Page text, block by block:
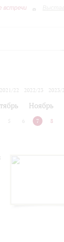
встречи
2021/22 2022/23
2023/
Ноябрь
5 6 7 8